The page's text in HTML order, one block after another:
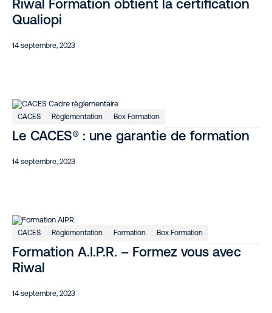
Riwal Formation obtient la certification
Qualiopi
14 septembre, 2023
CACES Règlementation Box Formation
Le CACES® : une garantie de formation
14 septembre, 2023
CACES Règlementation Formation Box Formation
Formation A.I.P.R. – Formez vous avec
Riwal
14 septembre, 2023